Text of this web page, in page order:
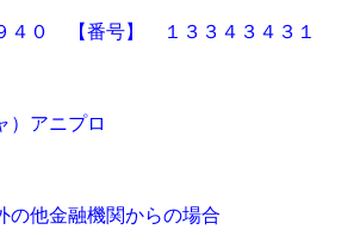
４０ 【番号】 １３３４３４３１
）アニプロ
の他金融機関からの場合